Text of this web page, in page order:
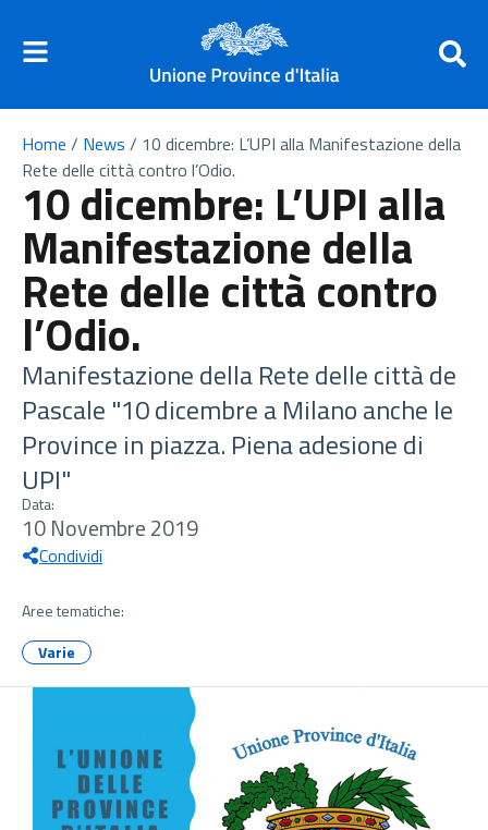
Home / News / 10 dicembre: L’UPI alla Manifestazione della
Rete delle città contro l’Odio.
10 dicembre: L’UPI alla
Manifestazione della
Rete delle città contro
l’Odio.
Manifestazione della Rete delle città de
Pascale "10 dicembre a Milano anche le
Province in piazza. Piena adesione di
UPI"
Data:
10 Novembre 2019
Condividi
Aree tematiche:
Varie